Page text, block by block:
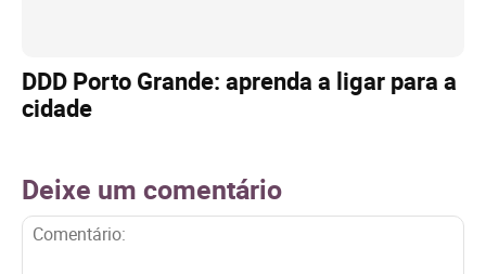
DDD Porto Grande: aprenda a ligar para a
cidade
Deixe um comentário